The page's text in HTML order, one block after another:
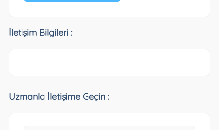
İletişim Bilgileri :
Uzmanla İletişime Geçin :